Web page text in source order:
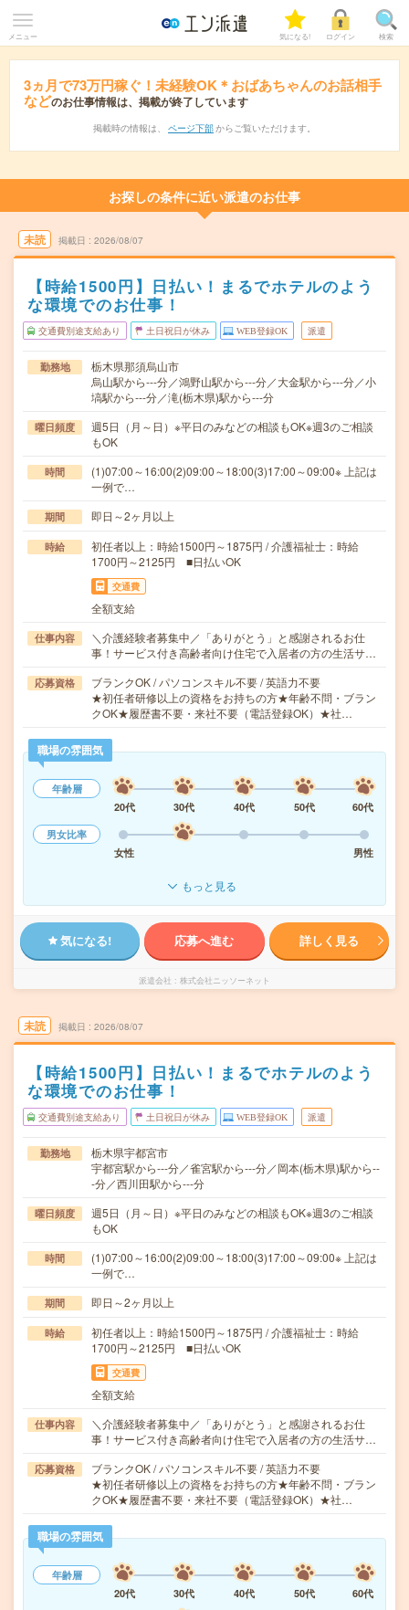
メニュー 気になる! ログイン 検索
3ヵ月で73万円稼ぐ！未経験OK＊おばあちゃんのお話相手
などのお仕事情報は、掲載が終了しています
掲載時の情報は、 ページ下部 からご覧いただけます。
お探しの条件に近い派遣のお仕事
未読 掲載日 2026/08/07
【時給1500円】日払い！まるでホテルのよう
な環境でのお仕事！
交通費別途支給あり 土日祝日が休み WEB登録OK 派遣
勤務地
栃木県那須烏山市
烏山駅から---分／鴻野山駅から---分／大金駅から---分／小
塙駅から---分／滝(栃木県)駅から---分
曜日頻度
週5日（月～日）※平日のみなどの相談もOK※週3のご相談
もOK
時間
(1)07:00～16:00(2)09:00～18:00(3)17:00～09:00※ 上記は
一例で…
期間 即日～2ヶ月以上
時給
初任者以上：時給1500円～1875円 / 介護福祉士：時給
1700円～2125円 ■日払いOK
交通費
全額支給
仕事内容
＼介護経験者募集中／「ありがとう」と感謝されるお仕
事！サービス付き高齢者向け住宅で入居者の方の生活サ…
応募資格
ブランクOK / パソコンスキル不要 / 英語力不要
★初任者研修以上の資格をお持ちの方★年齢不問・ブラン
クOK★履歴書不要・来社不要（電話登録OK）★社…
職場の雰囲気
年齢層
20代
30代 40代 50代
60代
男女比率
女性
男性
もっと見る
気になる! 応募へ進む 詳しく見る
派遣会社 株式会社ニッソーネット
未読 掲載日 2026/08/07
【時給1500円】日払い！まるでホテルのよう
な環境でのお仕事！
交通費別途支給あり 土日祝日が休み WEB登録OK 派遣
勤務地
栃木県宇都宮市
宇都宮駅から---分／雀宮駅から---分／岡本(栃木県)駅から--
-分／西川田駅から---分
曜日頻度
週5日（月～日）※平日のみなどの相談もOK※週3のご相談
もOK
時間
(1)07:00～16:00(2)09:00～18:00(3)17:00～09:00※ 上記は
一例で…
期間 即日～2ヶ月以上
時給
初任者以上：時給1500円～1875円 / 介護福祉士：時給
1700円～2125円 ■日払いOK
交通費
全額支給
仕事内容
＼介護経験者募集中／「ありがとう」と感謝されるお仕
事！サービス付き高齢者向け住宅で入居者の方の生活サ…
応募資格
ブランクOK / パソコンスキル不要 / 英語力不要
★初任者研修以上の資格をお持ちの方★年齢不問・ブラン
クOK★履歴書不要・来社不要（電話登録OK）★社…
職場の雰囲気
年齢層
20代
30代 40代 50代
60代